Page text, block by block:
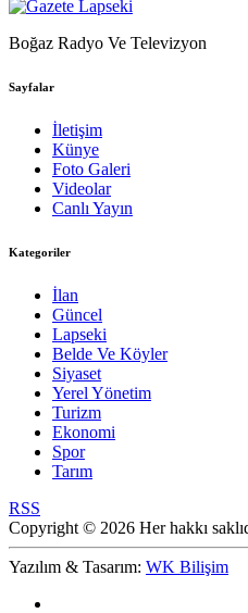
Boğaz Radyo Ve Televizyon
Sayfalar
İletişim
Künye
Foto Galeri
Videolar
Canlı Yayın
Kategoriler
İlan
Güncel
Lapseki
Belde Ve Köyler
Siyaset
Yerel Yönetim
Turizm
Ekonomi
Spor
Tarım
RSS
Copyright © 2026 Her hakkı
Yazılım & Tasarım: WK Bilişim